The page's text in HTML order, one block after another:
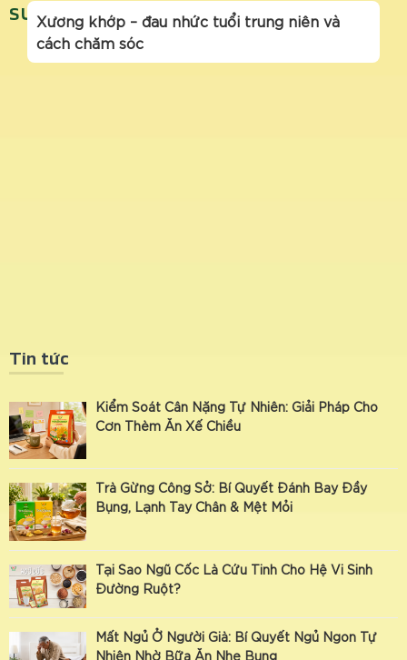
SUCKHOETRUNGNIEN
Xương khớp – đau nhức tuổi trung niên và
cách chăm sóc
Tin tức
Kiểm Soát Cân Nặng Tự Nhiên: Giải Pháp Cho
Cơn Thèm Ăn Xế Chiều
Trà Gừng Công Sở: Bí Quyết Đánh Bay Đầy
Bụng, Lạnh Tay Chân & Mệt Mỏi
Tại Sao Ngũ Cốc Là Cứu Tinh Cho Hệ Vi Sinh
Đường Ruột?
Mất Ngủ Ở Người Già: Bí Quyết Ngủ Ngon Tự
Nhiên Nhờ Bữa Ăn Nhẹ Bụng